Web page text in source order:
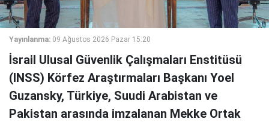
Yayınlanma: 09 Ağustos 2026 Pazar 15:20
İsrail Ulusal Güvenlik Çalışmaları Enstitüsü
(INSS) Körfez Araştırmaları Başkanı Yoel
Guzansky, Türkiye, Suudi Arabistan ve
Pakistan arasında imzalanan Mekke Ortak